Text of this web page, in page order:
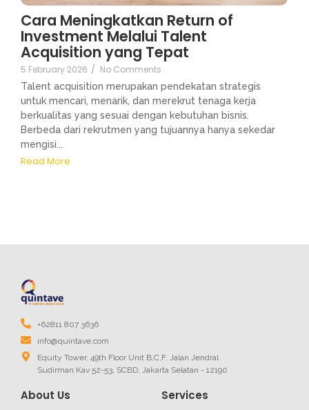
Cara Meningkatkan Return of
Investment Melalui Talent
Acquisition yang Tepat
5 February 2026 / No Comments
Talent acquisition merupakan pendekatan strategis
untuk mencari, menarik, dan merekrut tenaga kerja
berkualitas yang sesuai dengan kebutuhan bisnis.
Berbeda dari rekrutmen yang tujuannya hanya sekedar
mengisi...
Read More
+62811 807 3636
info@quintave.com
Equity Tower, 49th Floor Unit B,C,F. Jalan Jendral
Sudirman Kav 52-53, SCBD, Jakarta Selatan - 12190
About Us Services